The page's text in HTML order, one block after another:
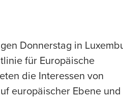
Donnerstag in
für Europäische
die Interessen von
europäischer Ebene und